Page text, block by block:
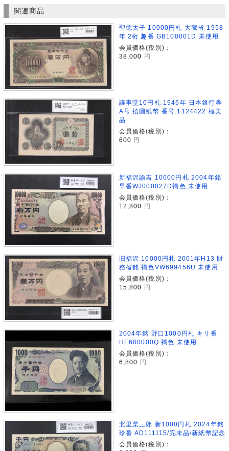
関連商品
聖徳太子 10000円札 大蔵省 1958
年 2桁 趣番 GB100001D 未使用
会員価格(税別)：
38,000
円
議事堂10円札 1946年 日本銀行券
A号 拾圓紙幣 番号.1124422 極美
品
会員価格(税別)：
600 円
新福沢諭吉 10000円札 2004年銘
早番WJ000027D褐色 未使用
会員価格(税別)：
12,800 円
旧福沢 10000円札 2001年H13 財
務省銘 褐色VW699456U 未使用
会員価格(税別)：
15,800 円
2004年銘 野口1000円札 キリ番
HE600000Q 褐色 未使用
会員価格(税別)：
6,800
円
北里柴三郎 新1000円札 2024年銘
珍番 AD111115/完未品/新紙幣記念
会員価格(税別)：